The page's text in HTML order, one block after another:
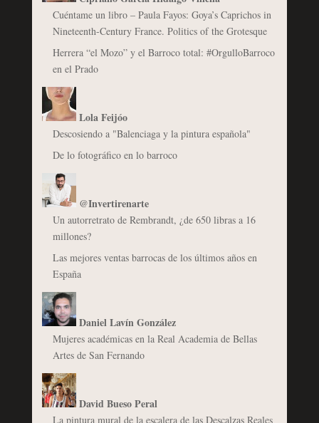
Cuéntame un libro – Paula Fayos: Goya’s Caprichos in
Nineteenth-Century France. Politics of the Grotesque
Herrera “el Mozo” y el Barroco total: #OrgulloBarroco
en el Prado
Lola Feijóo
Descosiendo a "Balenciaga y la pintura española"
De lo fotográfico en lo barroco
@Invertirenarte
Un autorretrato de Rembrandt, ¿de 650 libras a 16
millones?
Las mejores ventas barrocas de los últimos años en
España
Daniel Lavín González
Mujeres académicas en la Real Academia de Bellas
Artes de San Fernando
David Bueso Peral
La pintura mural de la escalera de las Descalzas Reales